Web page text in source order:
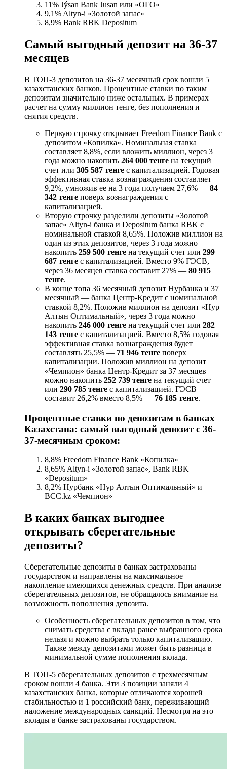
11% Jýsan Bank Jusan или «ОГО»
9,1% Altyn-i «Золотой запас»
8,9% Bank RBK Depositum
Самый выгодный депозит на 36-37
месяцев
В ТОП-3 депозитов на 36-37 месячный срок вошли 5
казахстанских банков. Процентные ставки по таким
депозитам значительно ниже остальных. В примерах
расчет на сумму миллион тенге, без пополнения и
снятия средств.
Первую строчку открывает Freedom Finance Bank с
депозитом «Копилка». Номинальная ставка
составляет 8,8%, если вложить миллион, через 3
года можно накопить 264 000 тенге на текущий
счет или 305 587 тенге с капитализацией. Годовая
эффективная ставка вознаграждения составляет
9,2%, умножив ее на 3 года получаем 27,6% — 84
342 тенге поверх вознаграждения с
капитализацией.
Вторую строчку разделили депозиты «Золотой
запас» Altyn-i банка и Depositum банка RBK с
номинальной ставкой 8,65%. Положив миллион на
один из этих депозитов, через 3 года можно
накопить 259 500 тенге на текущий счет или 299
687 тенге с капитализацией. Вместо 9% ГЭСВ,
через 36 месяцев ставка составит 27% — 80 915
тенге.
В конце топа 36 месячный депозит Нурбанка и 37
месячный — банка Центр-Кредит с номинальной
ставкой 8,2%. Положив миллион на депозит «Нур
Алтын Оптимальный», через 3 года можно
накопить 246 000 тенге на текущий счет или 282
143 тенге с капитализацией. Вместо 8,5% годовая
эффективная ставка вознаграждения будет
составлять 25,5% — 71 946 тенге поверх
капитализации. Положив миллион на депозит
«Чемпион» банка Центр-Кредит за 37 месяцев
можно накопить 252 739 тенге на текущий счет
или 290 785 тенге с капитализацией. ГЭСВ
составит 26,2% вместо 8,5% — 76 185 тенге.
Процентные ставки по депозитам в банках
Казахстана: самый выгодный депозит с 36-
37-месячным сроком:
8,8% Freedom Finance Bank «Копилка»
8,65% Altyn-i «Золотой запас», Bank RBK
«Depositum»
8,2% Нурбанк «Нур Алтын Оптимальный» и
BCC.kz «Чемпион»
В каких банках выгоднее
открывать сберегательные
депозиты?
Сберегательные депозиты в банках застрахованы
государством и направлены на максимальное
накопление имеющихся денежных средств. При анализе
сберегательных депозитов, не обращалось внимание на
возможность пополнения депозита.
Особенность сберегательных депозитов в том, что
снимать средства с вклада ранее выбранного срока
нельзя и можно выбрать только капитализацию.
Также между депозитами может быть разница в
минимальной сумме пополнения вклада.
В ТОП-5 сберегательных депозитов с трехмесячным
сроком вошли 4 банка. Эти 3 позиции заняли 4
казахстанских банка, которые отличаются хорошей
стабильностью и 1 российский банк, переживающий
наложение международных санкций. Несмотря на это
вклады в банке застрахованы государством.